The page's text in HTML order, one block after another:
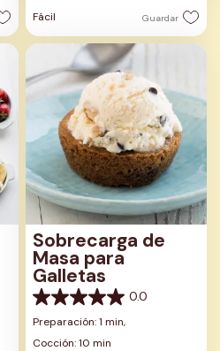
estrellas.
Fácil Guardar
Sobrecarga de
Masa para
Galletas
0.0
0.0
de
5
Preparación: 1 min,
Cocción: 10 min